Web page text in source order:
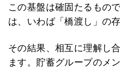
この基盤は確固たるもの
は、いわば「橋渡し」の存
その結果、相互に理解し
ます。貯蓄グループのメ